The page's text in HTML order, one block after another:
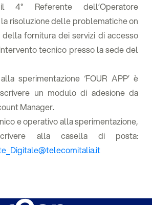
Referente dell’Operatore
risoluzione delle problematiche on
fornitura dei servizi di accesso
tecnico presso la sede del
sperimentazione ‘FOUR APP’ è
un modulo di adesione da
Manager.
e operativo alla sperimentazione,
alla casella di posta: